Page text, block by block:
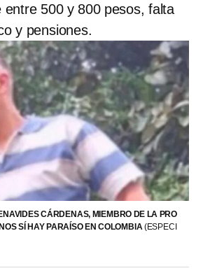
entre 500 y 800 pesos, falta
y pensiones.
CÁRDENAS, MIEMBRO DE LA PRO
SÍ HAY PARAÍSO EN COLOMBIA(ESPECI